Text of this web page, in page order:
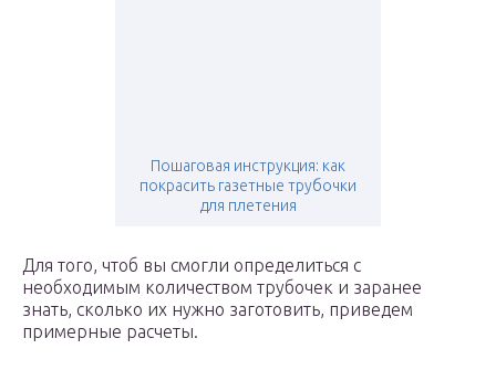
Пошаговая инструкция: как
покрасить газетные трубочки
для плетения
Для того, чтоб вы смогли определиться с
необходимым количеством трубочек и заранее
знать, сколько их нужно заготовить, приведем
примерные расчеты.